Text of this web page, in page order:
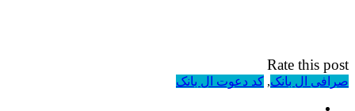
Rate this post
صرافی ال بانک, کد دعوت ال بانک